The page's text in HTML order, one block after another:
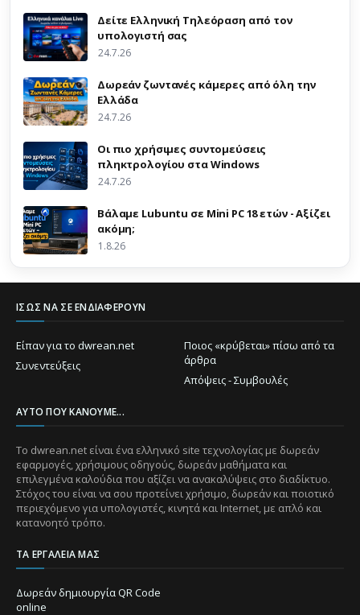
Δείτε Ελληνική Τηλεόραση από τον
υπολογιστή σας
24.7.26
Δωρεάν ζωντανές κάμερες από όλη την
Ελλάδα
24.7.26
Οι πιο χρήσιμες συντομεύσεις
πληκτρολογίου στα Windows
24.7.26
Βάλαμε Lubuntu σε Mini PC 18 ετών - Αξίζει
ακόμη;
1.8.26
ΊΣΩΣ ΝΑ ΣΕ ΕΝΔΙΑΦΈΡΟΥΝ
Είπαν για το dwrean.net
Ποιος «κρύβεται» πίσω από τα
άρθρα
Συνεντεύξεις
Απόψεις - Συμβουλές
ΑΥΤΌ ΠΟΥ ΚΆΝΟΥΜΕ...
Το dwrean.net είναι ένα ελληνικό site τεχνολογίας με δωρεάν
εφαρμογές, χρήσιμους οδηγούς, δωρεάν μαθήματα και
επιλεγμένα καλούδια που αξίζει να ανακαλύψεις στο διαδίκτυο.
Στόχος του είναι να σου προτείνει χρήσιμο, δωρεάν και ποιοτικό
περιεχόμενο για υπολογιστές, κινητά και Internet, με απλό και
κατανοητό τρόπο.
ΤΑ ΕΡΓΑΛΕΊΑ ΜΑΣ
Δωρεάν δημιουργία QR Code
online